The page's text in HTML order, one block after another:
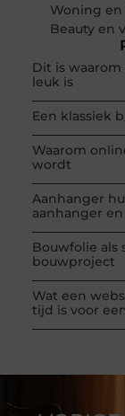
Woning en
Beauty en
Dit is
leuk is
Een klassiek
Waarom
wordt
Aanhanger
aanhanger
Bouwfolie als
bouwproject
Wat een
tijd is voor